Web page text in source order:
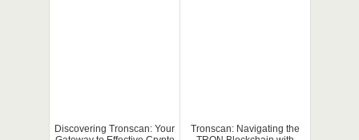
Discovering Tronscan: Your
Tronscan: Navigating the